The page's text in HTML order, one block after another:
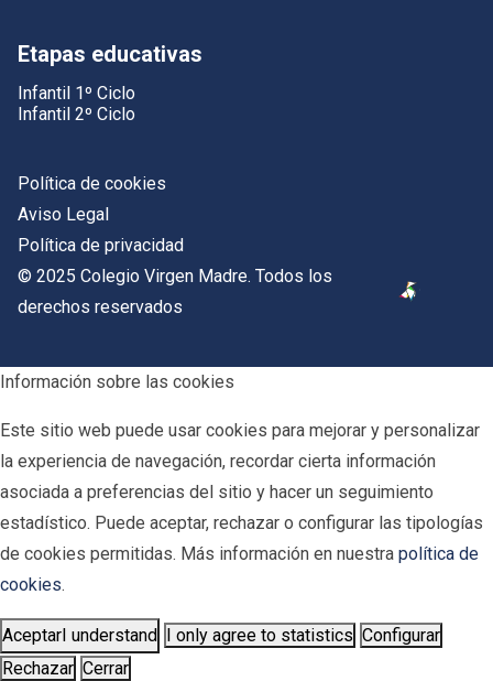
Etapas educativas
Infantil 1º Ciclo
Infantil 2º Ciclo
Política de cookies
Aviso Legal
Política de privacidad
© 2025 Colegio Virgen Madre. Todos los
derechos reservados
Información sobre las cookies
Este sitio web puede usar cookies para mejorar y personalizar
la experiencia de navegación, recordar cierta información
asociada a preferencias del sitio y hacer un seguimiento
estadístico. Puede aceptar, rechazar o configurar las tipologías
de cookies permitidas. Más información en nuestra política de
cookies.
AceptarI understand I only agree to statistics Configurar
Rechazar Cerrar